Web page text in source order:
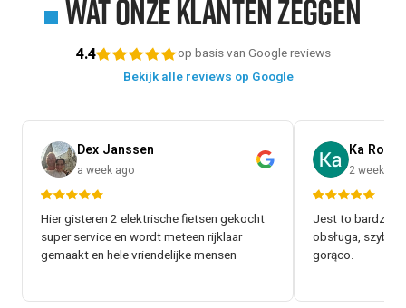
Wat onze klanten zeggen
4.4
op basis van Google reviews
Bekijk alle reviews op Google
Dex Janssen
a week ago
Hier gisteren 2 elektrische fietsen gekocht
super service en wordt meteen rijklaar
gemaakt en hele vriendelijke mensen
Ka Rol
2 weeks
Jest to bardzo
obsługa, szybki
gorąco.